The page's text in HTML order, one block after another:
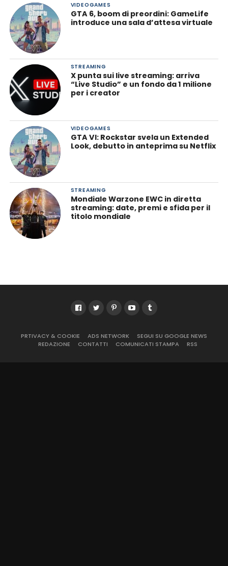
VIDEOGAMES
GTA 6, boom di preordini: GameLife
introduce una sala d’attesa virtuale
STREAMING
X punta sui live streaming: arriva
“Live Studio” e un fondo da 1 milione
per i creator
VIDEOGAMES
GTA VI: Rockstar svela un Extended
Look, debutto in anteprima su Netflix
STREAMING
Mondiale Warzone EWC in diretta
streaming: date, premi e sfida per il
titolo mondiale
PRTIVACY & COOKIE ADS NETWORK
SEGUI SU GOOGLE NEWS
REDAZIONE
CONTATTI COMUNICATI STAMPA RSS